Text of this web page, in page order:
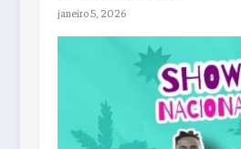
janeiro 5, 2026